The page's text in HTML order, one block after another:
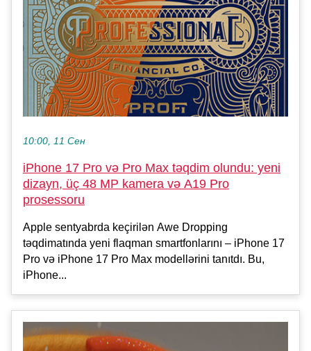
10:00, 11 Сен
iPhone 17 Pro və Pro Max təqdim olundu: yeni
dizayn, üç 48 MP kamera və A19 Pro
prosessoru
Apple sentyabrda keçirilən Awe Dropping
təqdimatında yeni flaqman smartfonlarını – iPhone 17
Pro və iPhone 17 Pro Max modellərini tanıtdı. Bu,
iPhone...